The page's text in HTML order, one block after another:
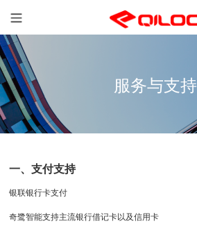
服务与支持
一、支付支持
银联银行卡支付
奇鹭智能支持主流银行借记卡以及信用卡